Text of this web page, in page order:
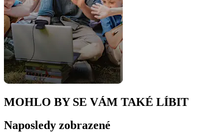
MOHLO BY SE VÁM TAKÉ LÍBIT
Naposledy zobrazené